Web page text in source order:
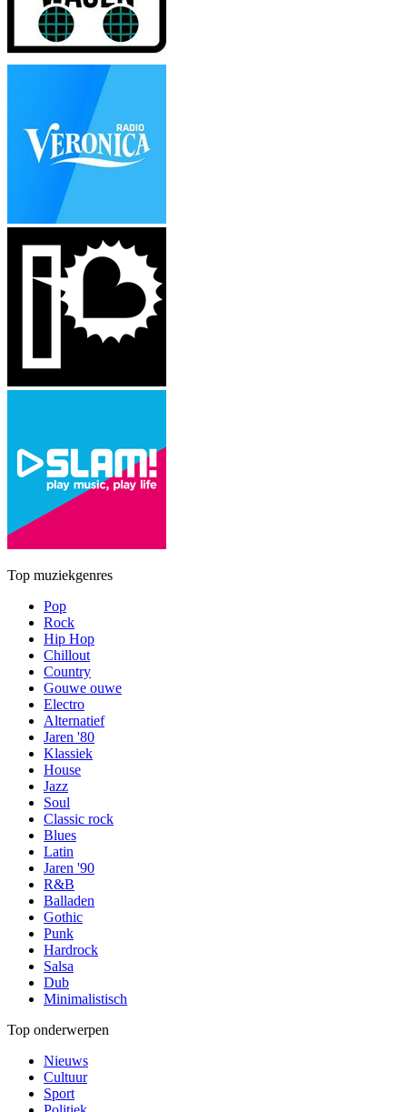
Top muziekgenres
Pop
Rock
Hip Hop
Chillout
Country
Gouwe ouwe
Electro
Alternatief
Jaren '80
Klassiek
House
Jazz
Soul
Classic rock
Blues
Latin
Jaren '90
R&B
Balladen
Gothic
Punk
Hardrock
Salsa
Dub
Minimalistisch
Top onderwerpen
Nieuws
Cultuur
Sport